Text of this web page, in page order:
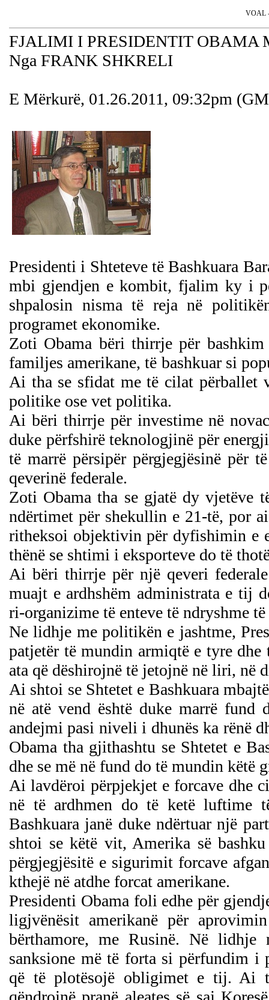
VOAL
FJALIMI I PRESIDENTIT OBAMA
Nga FRANK SHKRELI
E Mërkurë, 01.26.2011, 09:32pm
Presidenti i Shteteve të Bashkuara
mbi gjendjen e kombit, fjalim ky i
shpalosin nisma të reja në
programet ekonomike.
Zoti Obama bëri thirrje për
familjes amerikane, të bashkuar si
Ai tha se sfidat me të cilat përballet
politike ose vet politika.
Ai bëri thirrje për investime në
duke përfshirë teknologjinë për
të marrë përsipër përgjegjësinë për
qeverinë federale.
Zoti Obama tha se gjatë dy vjetëve
ndërtimet për shekullin e 21-të, por
ritheksoi objektivin për dyfishimin e
thënë se shtimi i eksporteve do të
Ai bëri thirrje për një qeveri
muajt e ardhshëm administrata e tij
ri-organizime të enteve të ndryshme
Ne lidhje me politikën e jashtme,
patjetër të mundin armiqtë e tyre dhe
ata që dëshirojnë të jetojnë në liri, në
Ai shtoi se Shtetet e Bashkuara
në atë vend është duke marrë fund
andejmi pasi niveli i dhunës ka rënë
Obama tha gjithashtu se Shtetet e
dhe se më në fund do të mundin këtë
Ai lavdëroi përpjekjet e forcave dhe
në të ardhmen do të ketë luftime
Bashkuara janë duke ndërtuar një
shtoi se këtë vit, Amerika së
përgjegjësitë e sigurimit forcave
kthejë në atdhe forcat amerikane.
Presidenti Obama foli edhe për
ligjvënësit amerikanë për
bërthamore, me Rusinë. Në
sanksione më të forta si përfundim i
që të plotësojë obligimet e tij. Ai